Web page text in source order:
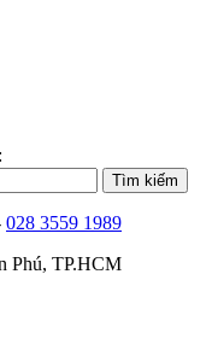
028 3559 1989
Phú, TP.HCM